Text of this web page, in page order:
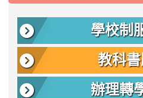
學校制
教科
辦理轉